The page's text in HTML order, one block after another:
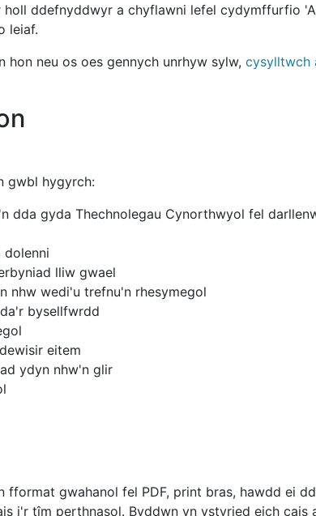
ddefnyddwyr a chyflawni lefel cydymffurfio
leiaf.
neu os oes gennych unrhyw sylw, cysylltwch
gwbl hygyrch:
dda gyda Thechnolegau Cynorthwyol fel
dolenni
lliw gwael
nhw wedi'u trefnu'n rhesymegol
bysellfwrdd
eitem
ydyn nhw'n glir
gwahanol fel PDF, print bras, hawdd ei
i'r tîm perthnasol. Byddwn yn ystyried eich cais